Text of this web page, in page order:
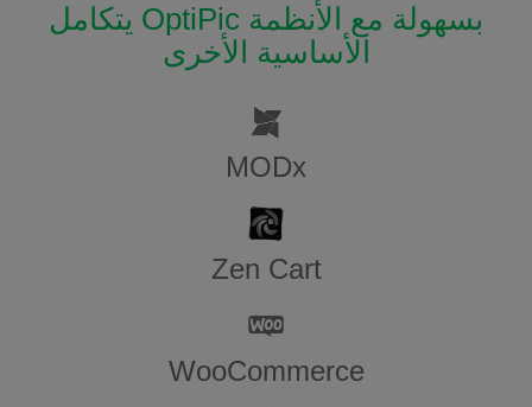
يتكامل OptiPic بسهولة مع الأنظمة
الأساسية الأخرى
MODx
Zen​ ​Cart
WooCommerce